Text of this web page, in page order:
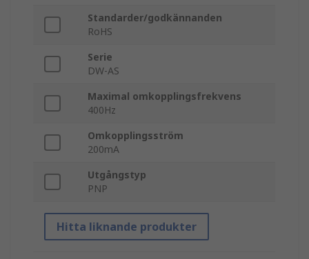
Standarder/godkännanden
RoHS
Serie
DW-AS
Maximal omkopplingsfrekvens
400Hz
Omkopplingsström
200mA
Utgångstyp
PNP
Hitta liknande produkter